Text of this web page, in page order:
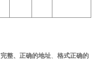
完整、正确的地址、格式正确的